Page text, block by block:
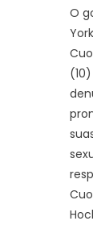
O